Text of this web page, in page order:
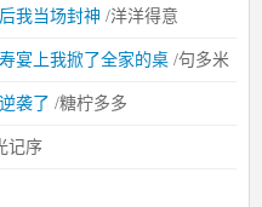
我当场封神 /洋洋得意
宴上我掀了全家的桌 /句多米
袭了 /糖柠多多
记序